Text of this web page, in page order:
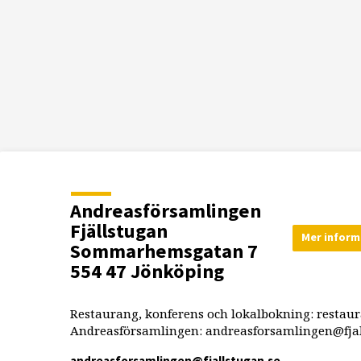
Andreasförsamlingen
Fjällstugan
Sommarhemsgatan 7
554 47 Jönköping
Mer
Restaurang, konferens och lokalbokning:
Andreasförsamlingen: